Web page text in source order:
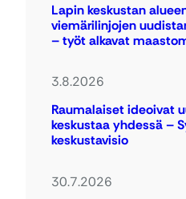
Lapin keskustan
viemärilinjojen
– työt alkavat
3.8.2026
Raumalaiset ideoivat
keskustaa yhdessä –
keskustavisio
30.7.2026